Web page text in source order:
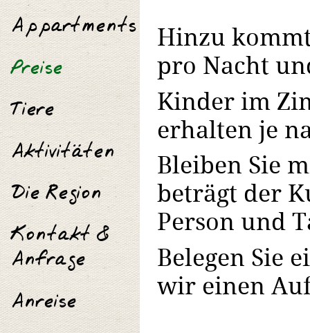
Appartments
Preise
Tiere
Aktivitäten
Die Region
Kontakt &
Anfrage
Anreise
Hinzu
pro Nacht
Kinder im
erhalten je
Bleiben Sie
beträgt der
Person und
Belegen Sie
wir einen